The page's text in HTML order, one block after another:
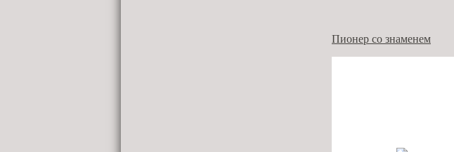
Пионер со знаменем